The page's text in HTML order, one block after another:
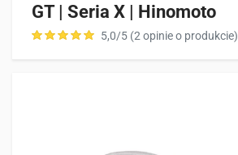
GT | Seria X | Hinomoto
5,0/5 (2 opinie o produkcie)